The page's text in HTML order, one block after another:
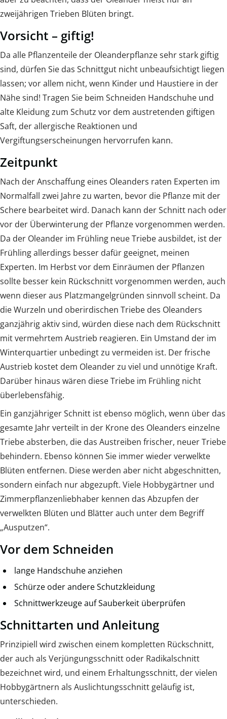
zweijährigen Trieben Blüten bringt.
Vorsicht – giftig!
Da alle Pflanzenteile der Oleanderpflanze sehr stark giftig
sind, dürfen Sie das Schnittgut nicht unbeaufsichtigt liegen
lassen; vor allem nicht, wenn Kinder und Haustiere in der
Nähe sind! Tragen Sie beim Schneiden Handschuhe und
alte Kleidung zum Schutz vor dem austretenden giftigen
Saft, der allergische Reaktionen und
Vergiftungserscheinungen hervorrufen kann.
Zeitpunkt
Nach der Anschaffung eines Oleanders raten Experten im
Normalfall zwei Jahre zu warten, bevor die Pflanze mit der
Schere bearbeitet wird. Danach kann der Schnitt nach oder
vor der Überwinterung der Pflanze vorgenommen werden.
Da der Oleander im Frühling neue Triebe ausbildet, ist der
Frühling allerdings besser dafür geeignet, meinen
Experten. Im Herbst vor dem Einräumen der Pflanzen
sollte besser kein Rückschnitt vorgenommen werden, auch
wenn dieser aus Platzmangelgründen sinnvoll scheint. Da
die Wurzeln und oberirdischen Triebe des Oleanders
ganzjährig aktiv sind, würden diese nach dem Rückschnitt
mit vermehrtem Austrieb reagieren. Ein Umstand der im
Winterquartier unbedingt zu vermeiden ist. Der frische
Austrieb kostet dem Oleander zu viel und unnötige Kraft.
Darüber hinaus wären diese Triebe im Frühling nicht
überlebensfähig.
Ein ganzjähriger Schnitt ist ebenso möglich, wenn über das
gesamte Jahr verteilt in der Krone des Oleanders einzelne
Triebe absterben, die das Austreiben frischer, neuer Triebe
behindern. Ebenso können Sie immer wieder verwelkte
Blüten entfernen. Diese werden aber nicht abgeschnitten,
sondern einfach nur abgezupft. Viele Hobbygärtner und
Zimmerpflanzenliebhaber kennen das Abzupfen der
verwelkten Blüten und Blätter auch unter dem Begriff
„Ausputzen“.
Vor dem Schneiden
lange Handschuhe anziehen
Schürze oder andere Schutzkleidung
Schnittwerkzeuge auf Sauberkeit überprüfen
Schnittarten und Anleitung
Prinzipiell wird zwischen einem kompletten Rückschnitt,
der auch als Verjüngungsschnitt oder Radikalschnitt
bezeichnet wird, und einem Erhaltungsschnitt, der vielen
Hobbygärtnern als Auslichtungsschnitt geläufig ist,
unterschieden.